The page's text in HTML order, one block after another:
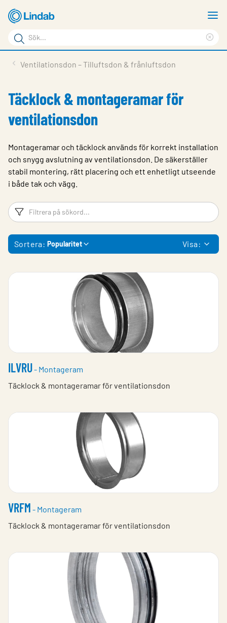
Hoppa
till
huvudinnehållet
Sökord
Sök
på
Service & Support
Hållbarhet
Om Lindab
Kontakt
Logga in
Choose languge
Sweden
Ventilationsdon – Tilluftsdon & frånluftsdon
Täcklock & montageramar för
ventilationsdon
Montageramar och täcklock används för korrekt installation
och snygg avslutning av ventilationsdon. De säkerställer
stabil montering, rätt placering och ett enhetligt utseende
i både tak och vägg.
Filtreringsord
Sortera: Popularitet Visa:
ILVRU- Montageram
Täcklock & montageramar för ventilationsdon
VRFM - Montageram
Täcklock & montageramar för ventilationsdon